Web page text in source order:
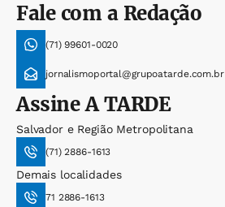
Fale com a Redação
(71) 99601-0020
jornalismoportal@grupoatarde.com.br
AssineA TARDE
Salvador e Região Metropolitana
(71) 2886-1613
Demais localidades
71 2886-1613